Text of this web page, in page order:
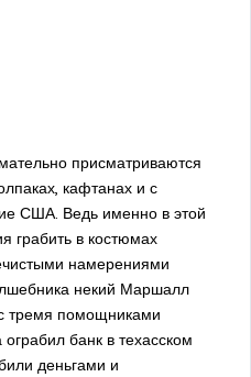
присматриваются
кафтанах и с
США. Ведь именно в этой
грабить в костюмах
намерениями
некий Маршалл
тремя помощниками
банк в техасском
деньгами и